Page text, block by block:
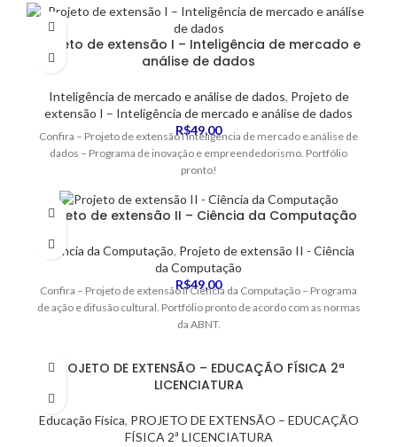
Projeto de extensão I – Inteligência de mercado e
análise de dados
Inteligência de mercado e análise de dados, Projeto de
extensão I – Inteligência de mercado e análise de dados
R$49,00
Confira – Projeto de extensão I Inteligência de mercado e análise de
dados – Programa de inovação e empreendedorismo. Portfólio
pronto!
Projeto de extensão II – Ciência da Computação
Ciência da Computação, Projeto de extensão II - Ciência
da Computação
R$49,00
Confira – Projeto de extensão II Ciência da Computação – Programa
de ação e difusão cultural. Portfólio pronto de acordo com as normas
da ABNT.
PROJETO DE EXTENSÃO – EDUCAÇÃO FÍSICA 2ª
LICENCIATURA
Educação Física, PROJETO DE EXTENSÃO – EDUCAÇÃO
FÍSICA 2ª LICENCIATURA